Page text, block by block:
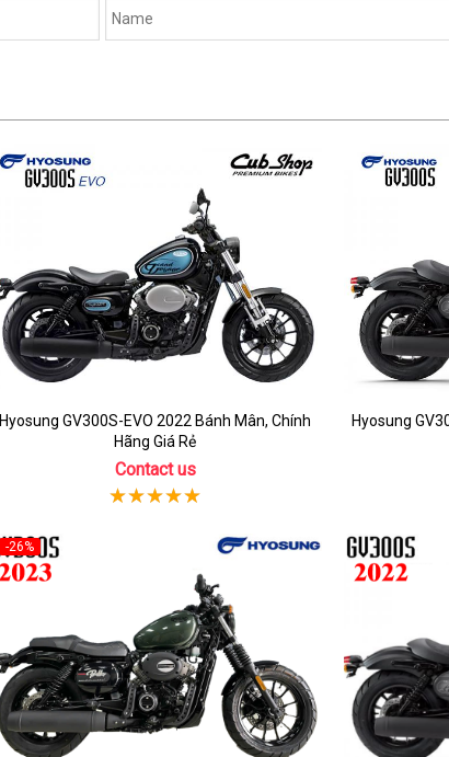
Hyosung GV300S-EVO 2022 Bánh Mân, Chính
Hãng Giá Rẻ
Contact us
Hyosung
-26%